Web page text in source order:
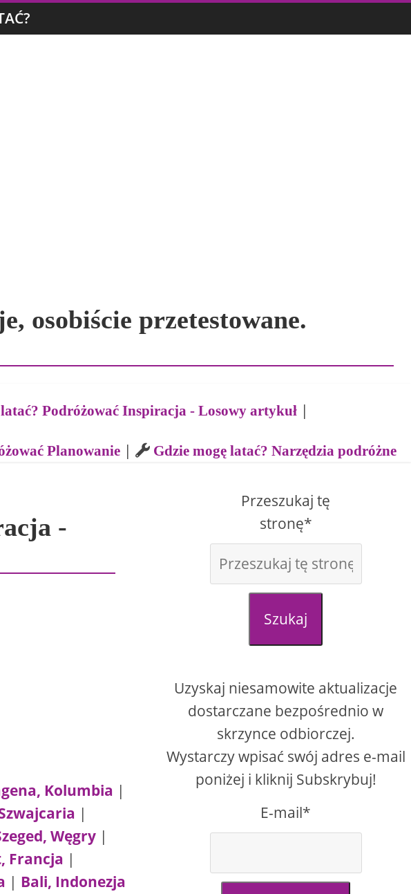
osobiście przetestowane.
latać? Podróżować Inspiracja - Losowy artykuł |
Planowanie| Gdzie mogę latać? Narzędzia podróżne
-
Kolumbia |
|
Węgry |
Francja |
| Bali, Indonezja
Przeszukaj tę
stronę*
Szukaj
Uzyskaj niesamowite aktualizacje
dostarczane bezpośrednio w
skrzynce odbiorczej.
Wystarczy wpisać swój adres e-mail
poniżej i kliknij Subskrybuj!
E-mail*